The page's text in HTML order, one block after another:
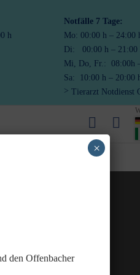
h
Notfälle 7 Tage:
Mo: 00:00 h – 24:00
Di: 00:00 h – 21:00
Mi, Do, Fr.: 08:00h
Sa: 10:00 h – 20:00
Tierarzt Notdienst
den Offenbacher
×